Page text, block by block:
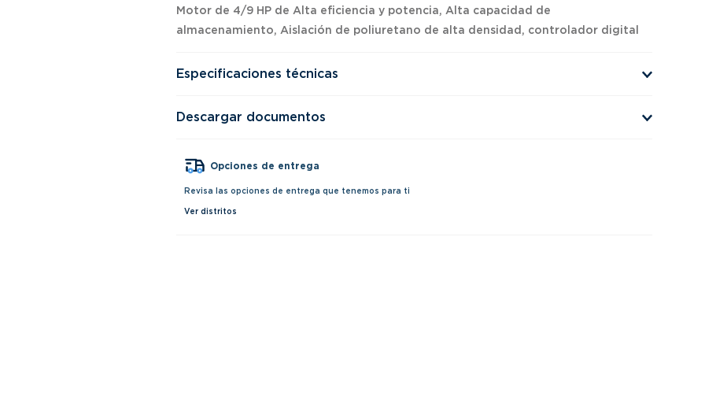
Motor de 4/9 HP de Alta eficiencia y potencia, Alta capacidad de
almacenamiento, Aislación de poliuretano de alta densidad, controlador digital
Especificaciones técnicas
Descargar documentos
Opciones de entrega
Revisa las opciones de entrega que tenemos para ti
Ver distritos